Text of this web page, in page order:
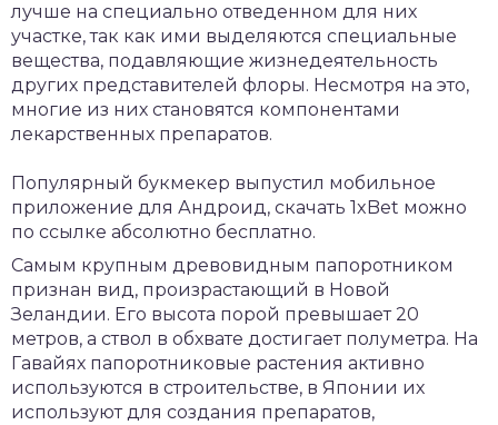
лучше на специально отведенном для них
участке, так как ими выделяются специальные
вещества, подавляющие жизнедеятельность
других представителей флоры. Несмотря на это,
многие из них становятся компонентами
лекарственных препаратов.
Популярный букмекер выпустил мобильное
приложение для Андроид, скачать 1xBet можно
по ссылке абсолютно бесплатно.
Самым крупным древовидным папоротником
признан вид, произрастающий в Новой
Зеландии. Его высота порой превышает 20
метров, а ствол в обхвате достигает полуметра. На
Гавайях папоротниковые растения активно
используются в строительстве, в Японии их
используют для создания препаратов,